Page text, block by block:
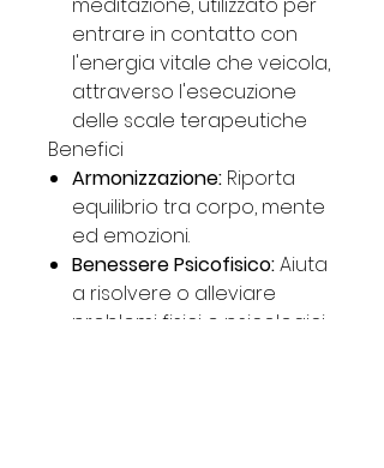
entrare in contatto con
l'energia vitale che veicola,
attraverso l'esecuzione
delle scale terapeutiche
Benefici
Armonizzazione: Riporta
equilibrio tra corpo, mente
ed emozioni.
Benessere Psicofisico:Aiuta
a risolvere o alleviare
problemi fisici e psicologici,